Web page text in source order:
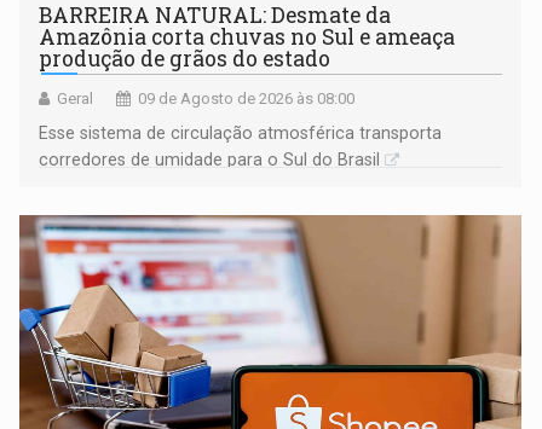
BARREIRA NATURAL: Desmate da
Amazônia corta chuvas no Sul e ameaça
produção de grãos do estado
Geral 09 de Agosto de 2026 às 08:00
Esse sistema de circulação atmosférica transporta
corredores de umidade para o Sul do Brasil